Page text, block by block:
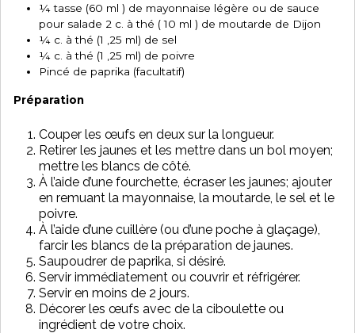
¼ tasse (60 ml ) de mayonnaise légère ou de sauce
pour salade 2 c. à thé ( 10 ml ) de moutarde de Dijon
¼ c. à thé (1 ,25 ml) de sel
¼ c. à thé (1 ,25 ml) de poivre
Pincé de paprika (facultatif)
Préparation
Couper les œufs en deux sur la longueur.
Retirer les jaunes et les mettre dans un bol moyen;
mettre les blancs de côté.
À l’aide d’une fourchette, écraser les jaunes; ajouter
en remuant la mayonnaise, la moutarde, le sel et le
poivre.
À l’aide d’une cuillère (ou d’une poche à glaçage),
farcir les blancs de la préparation de jaunes.
Saupoudrer de paprika, si désiré.
Servir immédiatement ou couvrir et réfrigérer.
Servir en moins de 2 jours.
Décorer les œufs avec de la ciboulette ou
ingrédient de votre choix.